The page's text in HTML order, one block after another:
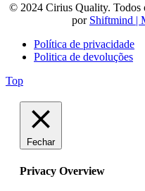
© 2024 Cirius Quality. Todos
por Shiftmind |
Política de privacidade
Politica de devoluções
Top
Fechar
Privacy Overview